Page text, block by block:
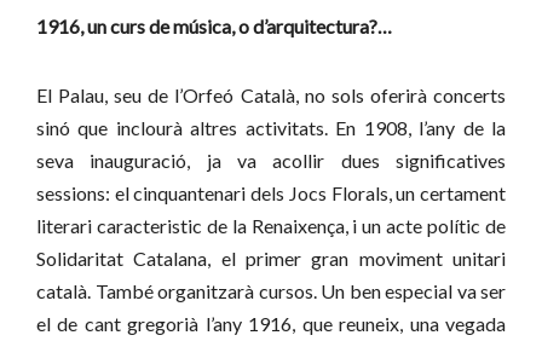
1916, un curs de música, o d’arquitectura?…
El Palau, seu de l’Orfeó Català, no sols oferirà concerts
sinó que inclourà altres activitats. En 1908, l’any de la
seva inauguració, ja va acollir dues significatives
sessions: el cinquantenari dels Jocs Florals, un certament
literari caracteristic de la Renaixença, i un acte polític de
Solidaritat Catalana, el primer gran moviment unitari
català. També organitzarà cursos. Un ben especial va ser
el de cant gregorià l’any 1916, que reuneix, una vegada